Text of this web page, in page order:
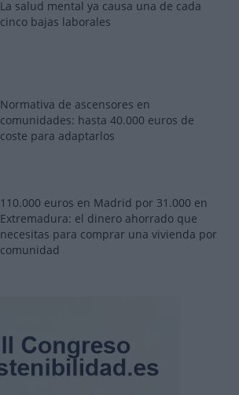
La salud mental ya causa una de cada
cinco bajas laborales
Normativa de ascensores en
comunidades: hasta 40.000 euros de
coste para adaptarlos
110.000 euros en Madrid por 31.000 en
Extremadura: el dinero ahorrado que
necesitas para comprar una vivienda por
comunidad